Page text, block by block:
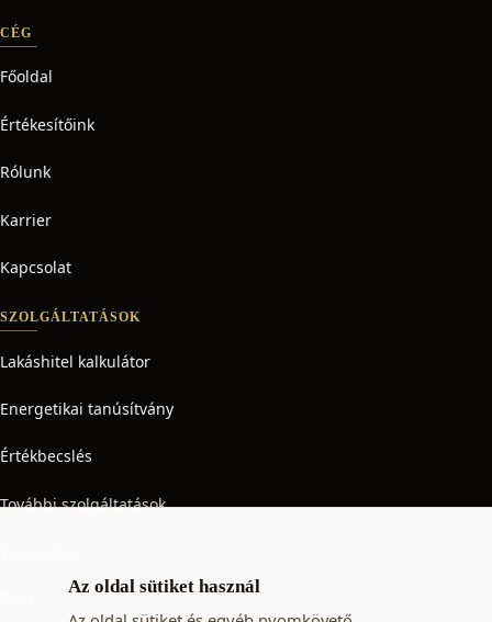
Az oldal sütiket használ
CÉG
Főoldal
Értékesítőink
Rólunk
Karrier
Kapcsolat
SZOLGÁLTATÁSOK
Lakáshitel kalkulátor
Energetikai tanúsítvány
Értékbecslés
További szolgáltatások